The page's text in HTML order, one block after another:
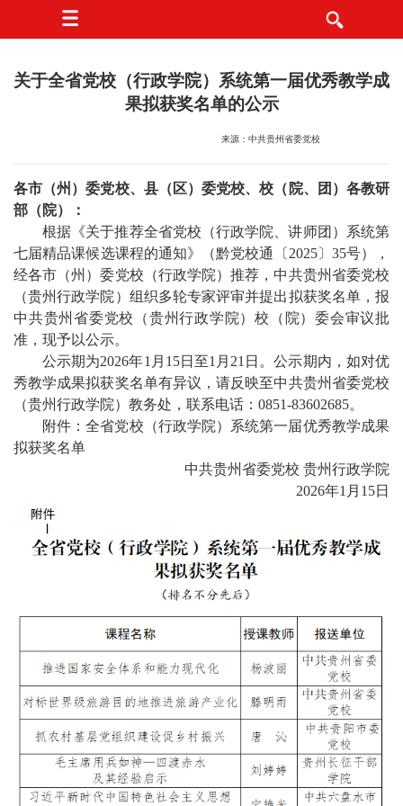
关于全省党校（行政学院）系统第一届优秀教学成
果拟获奖名单的公示
来源：中共贵州省委党校
各市（州）委党校、县（区）委党校、校（院、团）各教研
部（院）：
根据《关于推荐全省党校（行政学院、讲师团）系统第
七届精品课候选课程的通知》（黔党校通〔2025〕35号），
经各市（州）委党校（行政学院）推荐，中共贵州省委党校
（贵州行政学院）组织多轮专家评审并提出拟获奖名单，报
中共贵州省委党校（贵州行政学院）校（院）委会审议批
准，现予以公示。
公示期为2026年1月15日至1月21日。公示期内，如对优
秀教学成果拟获奖名单有异议，请反映至中共贵州省委党校
（贵州行政学院）教务处，联系电话：0851-83602685。
附件：全省党校（行政学院）系统第一届优秀教学成果
拟获奖名单
中共贵州省委党校 贵州行政学院
2026年1月15日